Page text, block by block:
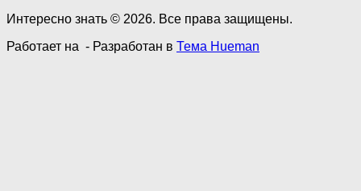
Интересно знать © 2026. Все права защищены.
Работает на - Разработан в Тема Hueman